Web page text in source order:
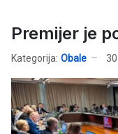
Premijer je
Kategorija: Obale